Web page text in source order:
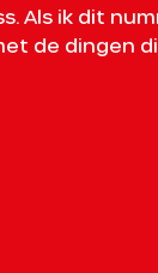
Als ik dit
de dingen